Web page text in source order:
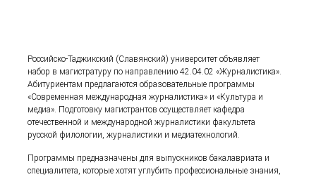
Российско-Таджикский (Славянский) университет объявляет
набор в магистратуру по направлению 42.04.02 «Журналистика».
Абитуриентам предлагаются образовательные программы
«Современная международная журналистика» и «Культура и
медиа». Подготовку магистрантов осуществляет кафедра
отечественной и международной журналистики факультета
русской филологии, журналистики и медиатехнологий.
Программы предназначены для выпускников бакалавриата и
специалитета, которые хотят углубить профессиональные знания,